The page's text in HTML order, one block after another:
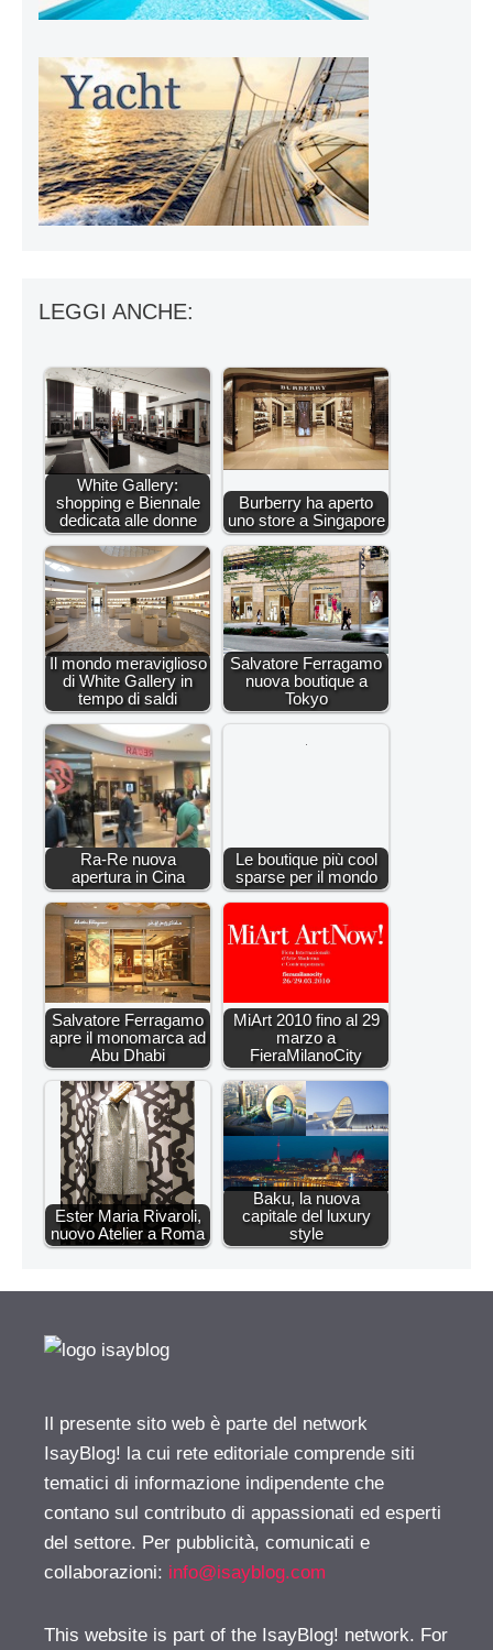
LEGGI ANCHE:
White Gallery:
shopping e Biennale
dedicata alle donne
Burberry ha aperto
uno store a Singapore
Il mondo meraviglioso
di White Gallery in
tempo di saldi
Salvatore Ferragamo
nuova boutique a
Tokyo
Ra-Re nuova
apertura in Cina
Le boutique più cool
sparse per il mondo
Salvatore Ferragamo
apre il monomarca ad
Abu Dhabi
MiArt 2010 fino al 29
marzo a
FieraMilanoCity
Ester Maria Rivaroli,
nuovo Atelier a Roma
Baku, la nuova
capitale del luxury
style
Il presente sito web è parte del network
IsayBlog! la cui rete editoriale comprende siti
tematici di informazione indipendente che
contano sul contributo di appassionati ed esperti
del settore. Per pubblicità, comunicati e
collaborazioni: info@isayblog.com
This website is part of the IsayBlog! network. For